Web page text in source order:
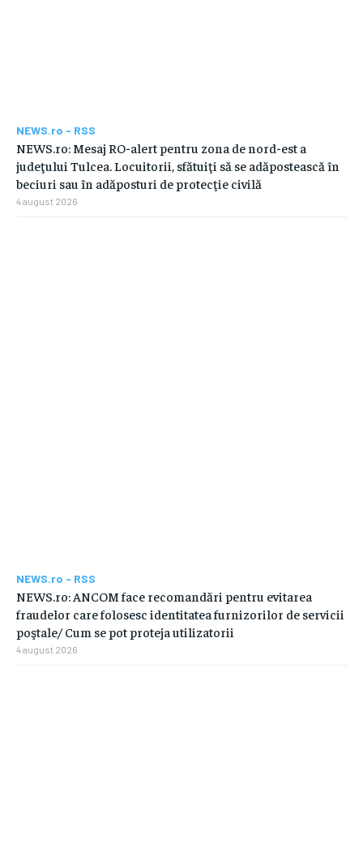
NEWS.ro - RSS
NEWS.ro: Mesaj RO-alert pentru zona de nord-est a
judeţului Tulcea. Locuitorii, sfătuiţi să se adăpostească în
beciuri sau în adăposturi de protecţie civilă
4 august 2026
NEWS.ro - RSS
NEWS.ro: ANCOM face recomandări pentru evitarea
fraudelor care folosesc identitatea furnizorilor de servicii
poştale/ Cum se pot proteja utilizatorii
4 august 2026